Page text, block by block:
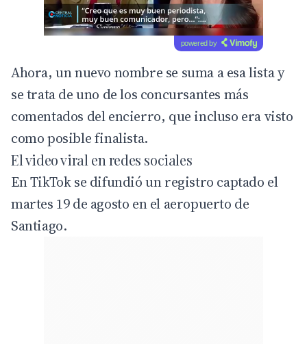
powered by
Ahora, un nuevo nombre se suma a esa lista y
se trata de uno de los concursantes más
comentados del encierro, que incluso era visto
como posible finalista.
El video viral en redes sociales
En TikTok se difundió un registro captado el
martes 19 de agosto en el aeropuerto de
Santiago.